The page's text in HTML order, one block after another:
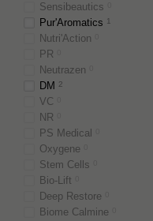
Sensibeautics
Pur'Aromatics 1
Nutri'Action
PR
Neutrazen
DM 2
VC
NR
PS Medical
Oxygene
Stem Cells
Bio-Lift
Deep Restore
Biome Calmine